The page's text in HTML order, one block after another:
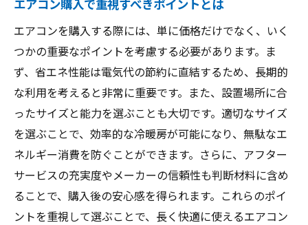
地元で安心！浦安市のエアコンメーカー情報
浦安市で信頼されるエアコンメーカー
エアコン選びに重要な地元情報をチェック
安心できるエアコンメーカーの条件
浦安市のエアコン市場を探る
メーカー別のエアコン特徴を比較
エアコン購入時の安心ポイント
快適な暮らしを支える浦安市のエアコン選び
快適な生活を実現するエアコン選びのコツ
エアコン購入で重視すべきポイントとは
エアコンを購入する際には、単に価格だけでなく、いく
つかの重要なポイントを考慮する必要があります。ま
ず、省エネ性能は電気代の節約に直結するため、長期的
な利用を考えると非常に重要です。また、設置場所に合
ったサイズと能力を選ぶことも大切です。適切なサイズ
を選ぶことで、効率的な冷暖房が可能になり、無駄なエ
ネルギー消費を防ぐことができます。さらに、アフター
サービスの充実度やメーカーの信頼性も判断材料に含め
ることで、購入後の安心感を得られます。これらのポイ
ントを重視して選ぶことで、長く快適に使えるエアコン